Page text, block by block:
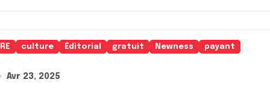
culture Éditorial gratuit Newness payant
Avr 23, 2025